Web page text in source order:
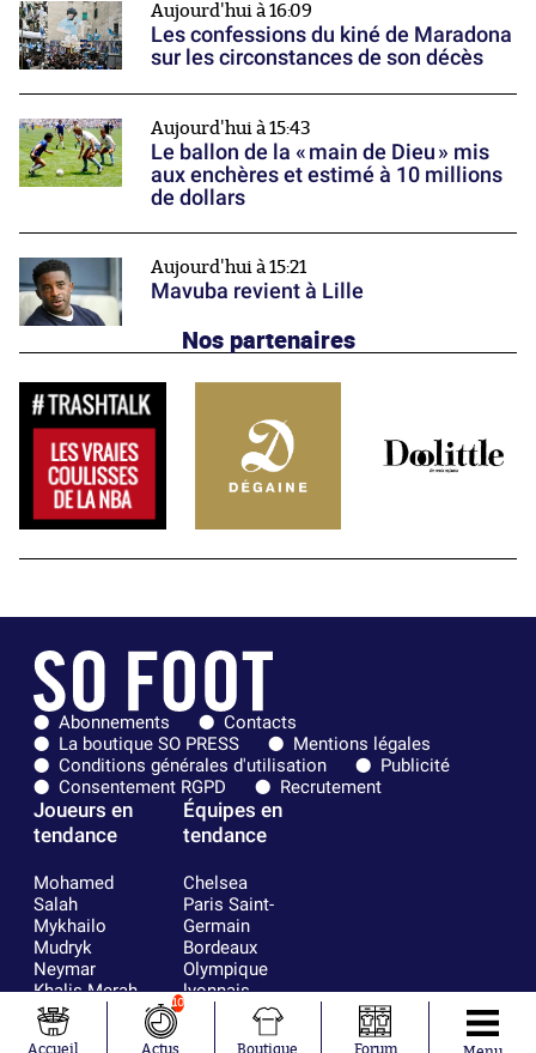
Aujourd'hui à 16:09
Les confessions du kiné de Maradona
sur les circonstances de son décès
Aujourd'hui à 15:43
Le ballon de la « main de Dieu » mis
aux enchères et estimé à 10 millions
de dollars
Aujourd'hui à 15:21
Mavuba revient à Lille
Nos partenaires
Abonnements
Contacts
La boutique SO PRESS
Mentions légales
Conditions générales d'utilisation
Publicité
Consentement RGPD
Recrutement
Joueurs en
tendance
Mohamed
Salah
Mykhailo
Mudryk
Neymar
Khalis Merah
Loïs Openda
Moussa
Équipes en
tendance
Chelsea
Paris Saint-
Germain
Bordeaux
Olympique
lyonnais
FIFA
Real Madrid
Accueil
10
Actus Boutique Forum